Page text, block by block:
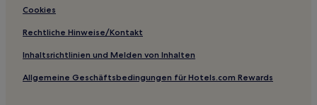
Hotels mit Pool nahe Strand Katakai
Hotels mit Thermalbad nahe Strand Katakai
Hotels mit Thermalbad nahe Makuhari Beach
Cookies
Rechtliche Hinweise/Kontakt
Inhaltsrichtlinien und Melden von Inhalten
Allgemeine Geschäftsbedingungen für Hotels.com Rewards